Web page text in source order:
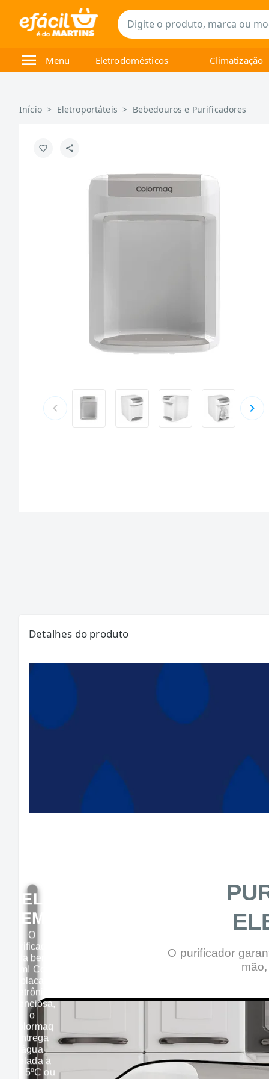
Menu Eletrodomésticos Climatização
Início > Eletroportáteis > Bebedouros e Purificadores
Detalhes do produto
O purificador
GELA
BEM?
O
purificador
gela bem?
Sim! Com
placa
eletrônica
silenciosa,
o
Colormaq
entrega
água
gelada a
até 5ºC ou